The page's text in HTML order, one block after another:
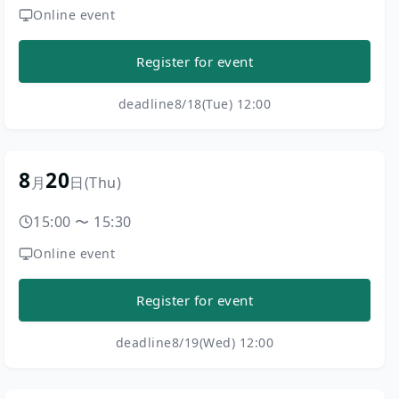
Online event
Register for event
deadline8/18(Tue) 12:00
8月20日(Thu)
15:00 〜 15:30
Online event
Register for event
deadline8/19(Wed) 12:00